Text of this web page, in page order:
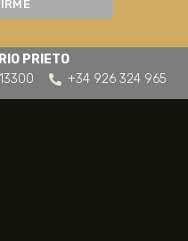
PRIETO
+34 926 324 965